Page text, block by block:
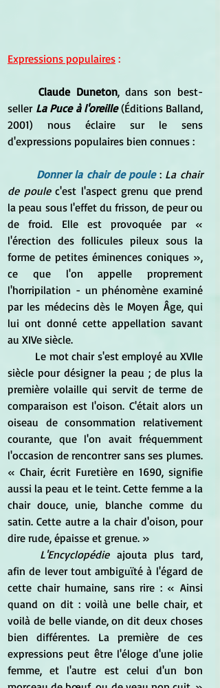
Expressions populaires :
	Claude Duneton
, dans son best-
seller La Puce à l'oreille (Éditions Balland,
2001) nous éclaire sur le sens
d'expressions populaires bien connues :
Donner la chair de poule : La chair
de poule c'est l'aspect grenu que prend
la peau sous l'effet du frisson, de peur ou
de froid. Elle est provoquée par «
l'érection des follicules pileux sous la
forme de petites éminences coniques »,
ce que l'on appelle proprement
l'horripilation - un phénomène examiné
par les médecins dès le Moyen Âge, qui
lui ont donné cette appellation savant
au XIVe siècle.
siècle pour désigner la peau ; de plus la
première volaille qui servit de terme de
comparaison est l'oison. C'était alors un
oiseau de consommation relativement
courante, que l'on avait fréquemment
l'occasion de rencontrer sans ses plumes.
« Chair, écrit Furetière en 1690, signifie
aussi la peau et le teint. Cette femme a la
chair douce, unie, blanche comme du
satin. Cette autre a la chair d'oison, pour
dire rude, épaisse et grenue. »
L'Encyclopédie ajouta plus tard,
afin de lever tout ambiguïté à l'égard de
cette chair humaine, sans rire : « Ainsi
quand on dit : voilà une belle chair, et
voilà de belle viande, on dit deux choses
bien différentes. La première de ces
expressions peut être l'éloge d'une jolie
femme, et l'autre est celui d'un bon